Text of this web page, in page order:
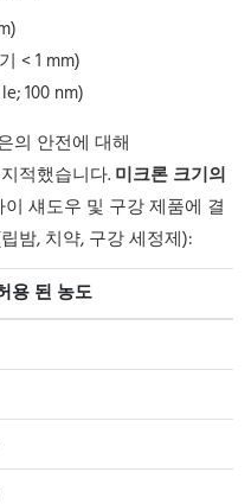
< 1 mm)
100 nm)
의 안전에 대해
적했습니다. 미크론 크기의
섀도우 및 구강 제품에 결
밤, 치약, 구강 세정제):
용 된 농도